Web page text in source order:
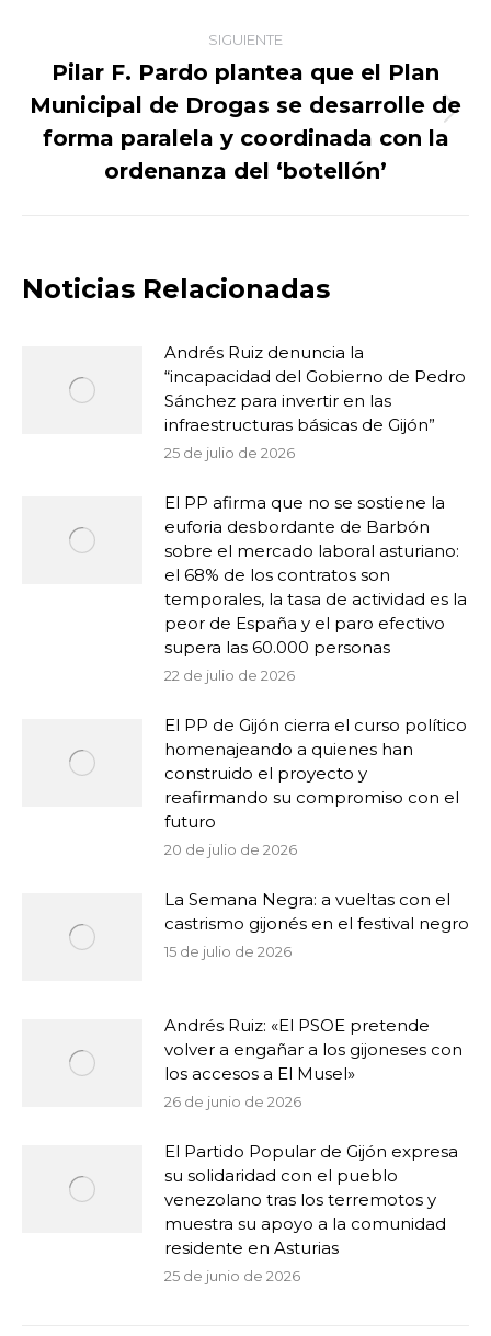
SIGUIENTE
Publicación
siguiente:
Pilar F. Pardo plantea que el Plan
Municipal de Drogas se desarrolle de
forma paralela y coordinada con la
ordenanza del ‘botellón’
Noticias Relacionadas
Andrés Ruiz denuncia la
“incapacidad del Gobierno de Pedro
Sánchez para invertir en las
infraestructuras básicas de Gijón”
25 de julio de 2026
El PP afirma que no se sostiene la
euforia desbordante de Barbón
sobre el mercado laboral asturiano:
el 68% de los contratos son
temporales, la tasa de actividad es la
peor de España y el paro efectivo
supera las 60.000 personas
22 de julio de 2026
El PP de Gijón cierra el curso político
homenajeando a quienes han
construido el proyecto y
reafirmando su compromiso con el
futuro
20 de julio de 2026
La Semana Negra: a vueltas con el
castrismo gijonés en el festival negro
15 de julio de 2026
Andrés Ruiz: «El PSOE pretende
volver a engañar a los gijoneses con
los accesos a El Musel»
26 de junio de 2026
El Partido Popular de Gijón expresa
su solidaridad con el pueblo
venezolano tras los terremotos y
muestra su apoyo a la comunidad
residente en Asturias
25 de junio de 2026